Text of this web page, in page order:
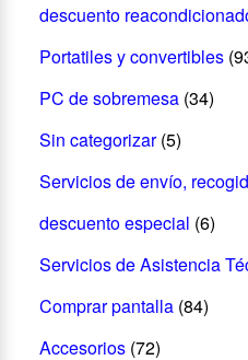
descuento
Portatiles y convertibles
PC de sobremesa (34)
Sin categorizar (5)
Servicios de envío,
descuento especial (6)
Servicios de Asistencia
Comprar pantalla (84)
Accesorios (72)